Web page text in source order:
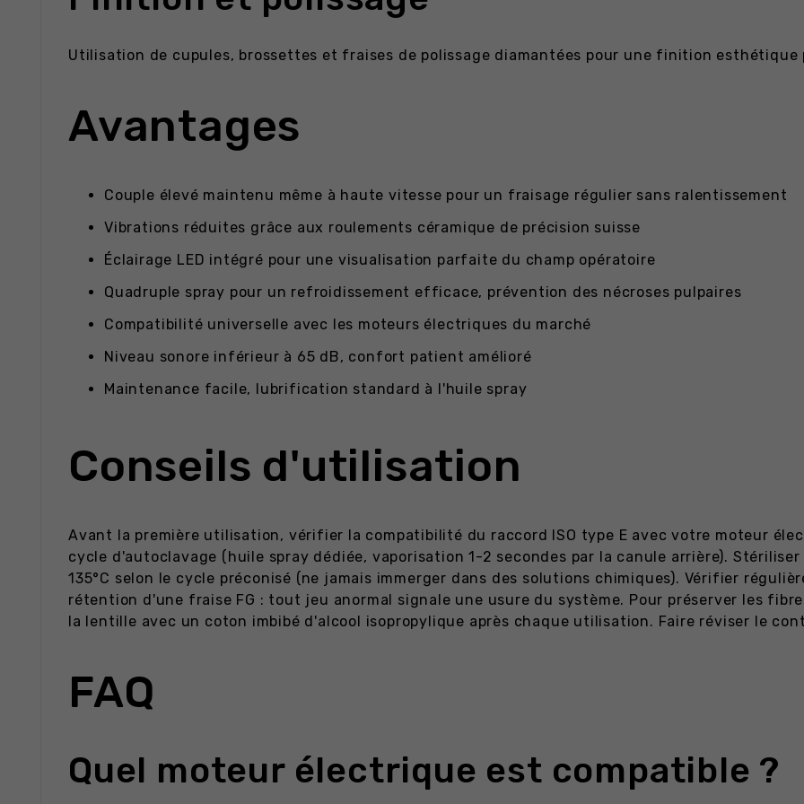
Utilisation de cupules, brossettes et fraises de polissage diamantées pour une finition esthétique
Avantages
Couple élevé maintenu même à haute vitesse pour un fraisage régulier sans ralentissement
Vibrations réduites grâce aux roulements céramique de précision suisse
Éclairage LED intégré pour une visualisation parfaite du champ opératoire
Quadruple spray pour un refroidissement efficace, prévention des nécroses pulpaires
Compatibilité universelle avec les moteurs électriques du marché
Niveau sonore inférieur à 65 dB, confort patient amélioré
Maintenance facile, lubrification standard à l'huile spray
Conseils d'utilisation
Avant la première utilisation, vérifier la compatibilité du raccord ISO type E avec votre moteur
cycle d'autoclavage (huile spray dédiée, vaporisation 1-2 secondes par la canule arrière).
135°C selon le cycle préconisé (ne jamais immerger dans des solutions chimiques). Vérifier
rétention d'une fraise FG : tout jeu anormal signale une usure du système. Pour préserver les
la lentille avec un coton imbibé d'alcool isopropylique après chaque utilisation. Faire réviser le
FAQ
Quel moteur électrique est compatible ?